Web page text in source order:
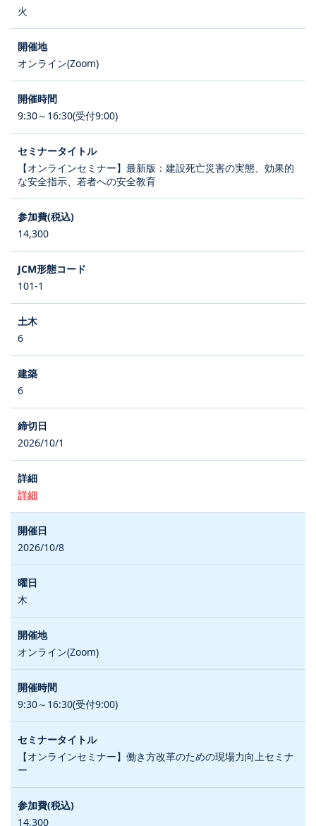
火
オンライン(Zoom)
9:30～16:30(受付9:00)
【オンラインセミナー】最新版：建設死亡災害の実態、効果的
な安全指示、若者への安全教育
14,300
101-1
6
6
2026/10/1
詳細
2026/10/8
木
オンライン(Zoom)
9:30～16:30(受付9:00)
【オンラインセミナー】働き方改革のための現場力向上セミナ
ー
14,300